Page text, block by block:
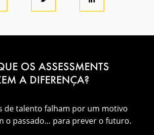
OS ASSESSMENTS
A DIFERENÇA?
de talento falham por um motivo
o passado… para prever o futuro.